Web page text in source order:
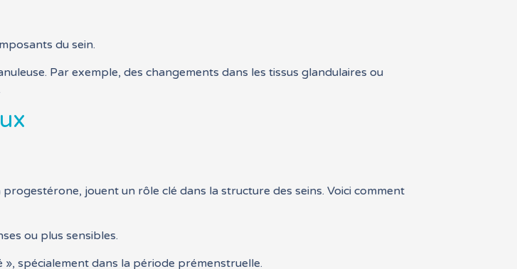
du sein.
Par exemple, des changements dans les tissus glandulaires ou
jouent un rôle clé dans la structure des seins. Voici comment
ou plus sensibles.
spécialement dans la période prémenstruelle.